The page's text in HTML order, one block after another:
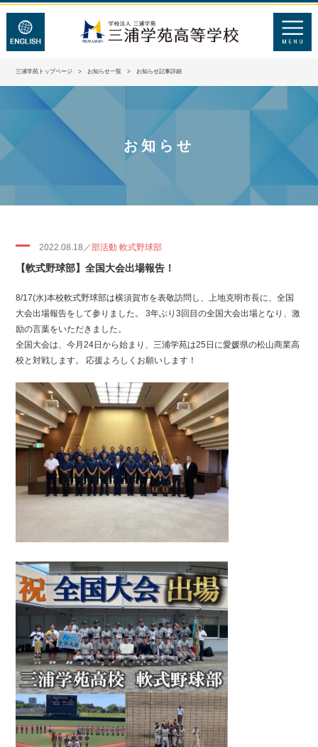
三浦学苑トップページ >お知らせ一覧 > お知らせ記事詳細
お知らせ
2022.08.18／部活動 軟式野球部
【軟式野球部】全国大会出場報告！
8/17(水)本校軟式野球部は横須賀市を表敬訪問し、上地克明市長に、全国
大会出場報告をして参りました。 3年ぶり3回目の全国大会出場となり、激
励の言葉をいただきました。
全国大会は、今月24日から始まり、三浦学苑は25日に愛媛県の松山商業高
校と対戦します。 応援よろしくお願いします！